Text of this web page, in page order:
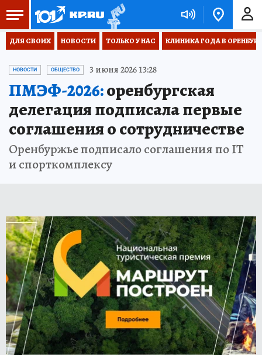
ДЛЯ СВОИХ НОВОСТИ ТОЛЬКО У НАС КЛИНИКА ГОДА В
НОВОСТИ ОБЩЕСТВО 3 июня 2026 13:28
ПМЭФ-2026:оренбургская
делегация подписала первые
соглашения о сотрудничестве
Оренбуржье подписало соглашения по IT
и спорткомплексу